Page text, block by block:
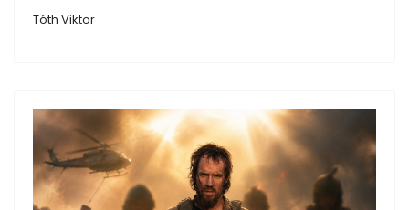
Tóth Viktor